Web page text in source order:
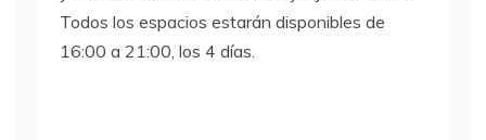
Todos los espacios estarán disponibles de
16:00 a 21:00, los 4 días.